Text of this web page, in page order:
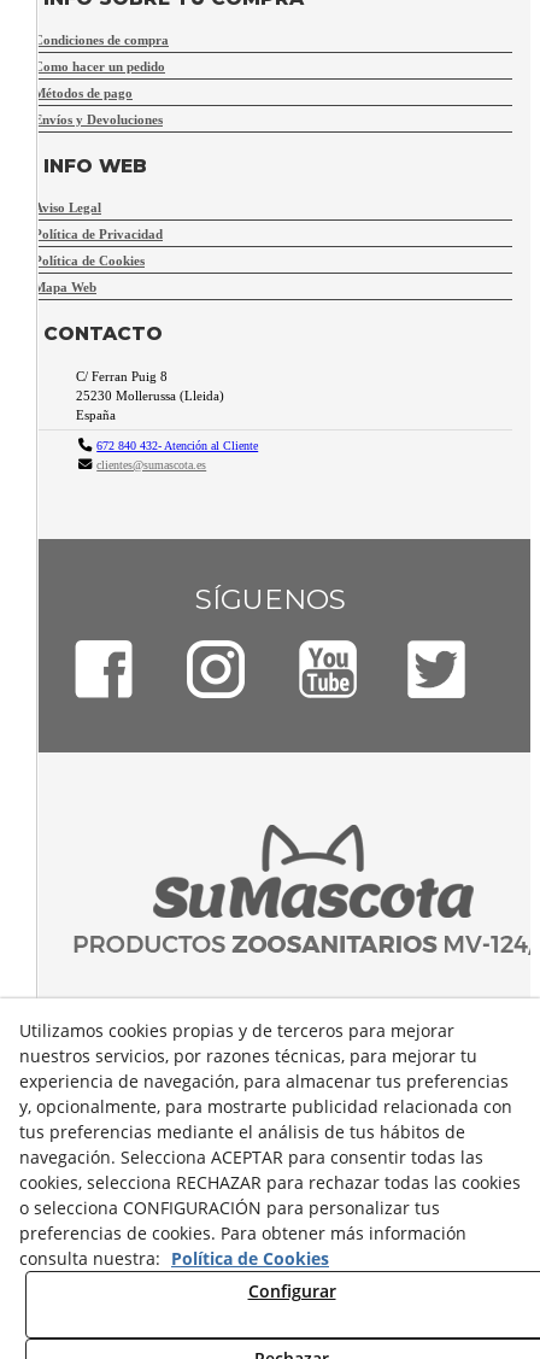
Condiciones de compra
Como hacer un pedido
Métodos de pago
Envíos y Devoluciones
INFO WEB
Aviso Legal
Política de Privacidad
Política de Cookies
Mapa Web
CONTACTO
C/ Ferran Puig 8
25230 Mollerussa (Lleida)
España
672 840 432- Atención al Cliente
clientes@sumascota.es
SÍGUENOS
Utilizamos cookies propias y de terceros para mejorar
nuestros servicios, por razones técnicas, para mejorar tu
experiencia de navegación, para almacenar tus preferencias
y, opcionalmente, para mostrarte publicidad relacionada con
tus preferencias mediante el análisis de tus hábitos de
navegación. Selecciona ACEPTAR para consentir todas las
cookies, selecciona RECHAZAR para rechazar todas las cookies
o selecciona CONFIGURACIÓN para personalizar tus
preferencias de cookies. Para obtener más información
consulta nuestra: Política de Cookies
Configurar